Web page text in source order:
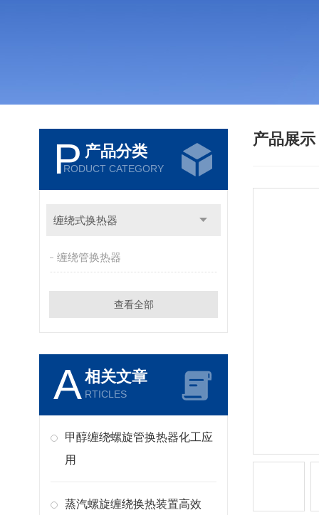
P 产品分类
RODUCT CATEGORY
缠绕式换热器
缠绕管换热器
查看全部
A相关文章
RTICLES
甲醇缠绕螺旋管换热器化工应
用
蒸汽螺旋缠绕换热装置高效
产品展示